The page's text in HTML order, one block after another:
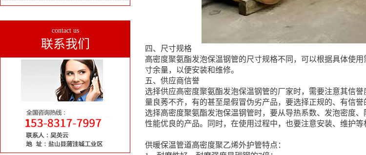
contact us
联系我们
四、尺寸规格
高密度聚氨酯发泡保温钢管的尺寸规格不同，可以根据具体使
寸余量，以便安装和维修。
五、供应商信誉
选择供应高密度聚氨酯发泡保温钢管的厂家时，需要注意其信
量良莠不齐，有的甚至是假冒伪劣产品，要选择正规的、有信誉
选择高密度聚氨酯发泡保温钢管时，要从导热系数、发泡密度
性能优良的产品。同时，在使用过程中，也要注意安装、维护
供暖保温管道高密度聚乙烯外护管特点：